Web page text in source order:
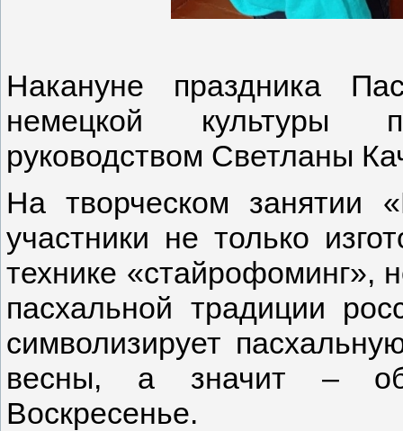
Накануне праздника
немецкой культуры
руководством Светланы
На творческом занятии
участники не только
технике «стайрофоминг»,
пасхальной традиции
символизирует
весны, а значит –
Воскресенье.